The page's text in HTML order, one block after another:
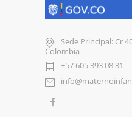
Sede Principal: Cr
Colombia
+57 605 393 08 31